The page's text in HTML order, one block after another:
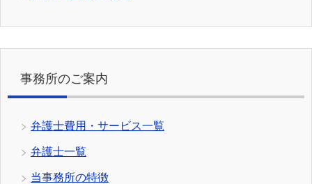
事務所のご案内
弁護士費用・サービス一覧
弁護士一覧
当事務所の特徴